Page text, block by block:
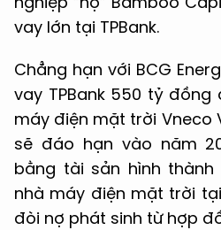
vay lớn tại TPBank.
Chẳng hạn với BCG
vay TPBank 550 tỷ
máy điện mặt trời Vneco
sẽ đáo hạn vào năm
bằng tài sản hình
nhà máy điện mặt trời
đòi nợ phát sinh từ hợp